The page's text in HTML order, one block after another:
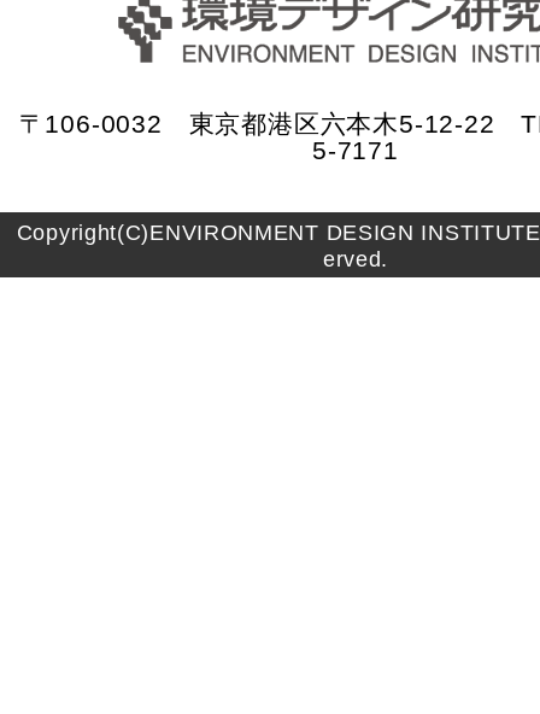
〒106-0032 東京都港区六本木5-12-22
5-7171
Copyright(C)ENVIRONMENT DESIGN
erved.